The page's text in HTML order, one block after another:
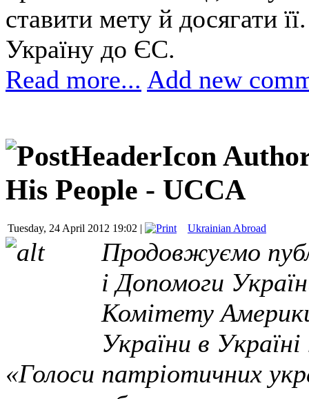
ставити мету й досягати
Україну до ЄС.
Read more... Add new
His People - UCCA
Tuesday, 24 April 2012 19:02 | Ukrainian Abroad
Продовжуємо
і Допомоги
Комітету
України в
«Голоси патріотичних